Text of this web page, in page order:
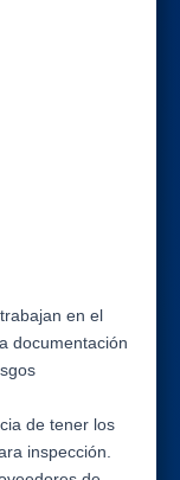
en el
documentación
de tener los
inspección.